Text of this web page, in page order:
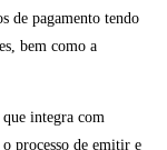
de pagamento tendo
bem como a
integra com
processo de emitir e